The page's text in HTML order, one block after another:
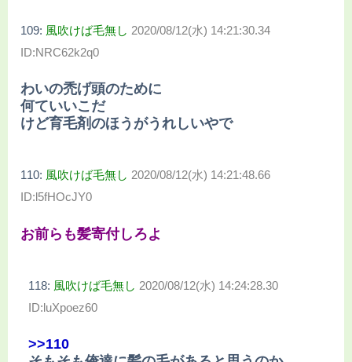
109: 風吹けば毛無し 2020/08/12(水) 14:21:30.34
ID:NRC62k2q0
わいの禿げ頭のために
何ていいこだ
けど育毛剤のほうがうれしいやで
110: 風吹けば毛無し 2020/08/12(水) 14:21:48.66
ID:l5fHOcJY0
お前らも髪寄付しろよ
118: 風吹けば毛無し 2020/08/12(水) 14:24:28.30
ID:luXpoez60
>>110